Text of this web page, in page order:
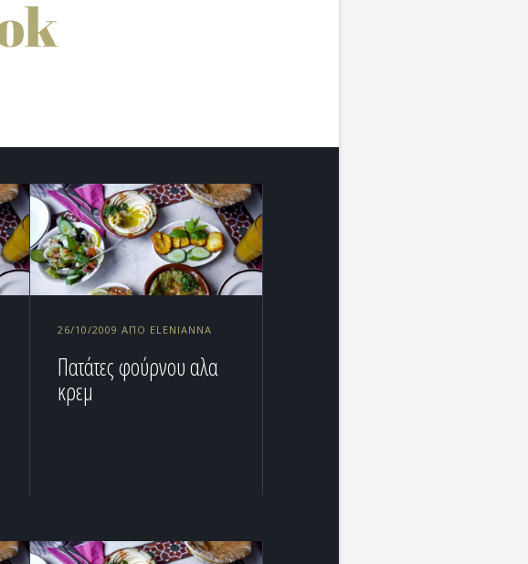
26/10/2009 ΑΠΌ ELENIANNA
Πατάτες φούρνου αλα
κρεμ